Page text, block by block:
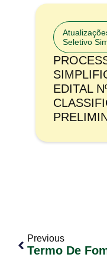
Seletivo
EDITAL
Previous